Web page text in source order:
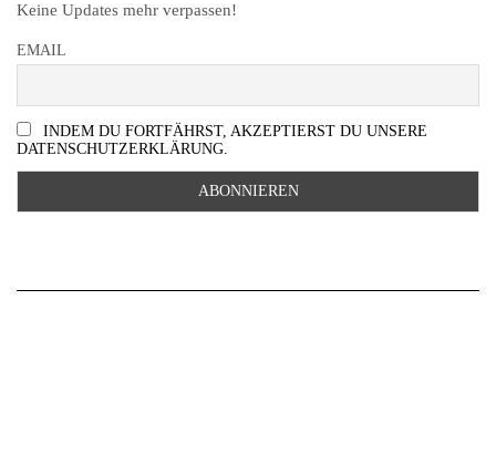
Keine Updates mehr verpassen!
EMAIL
INDEM DU FORTFÄHRST, AKZEPTIERST DU UNSERE
DATENSCHUTZERKLÄRUNG.